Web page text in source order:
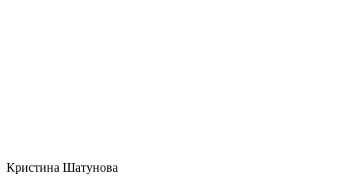
Кристина Шатунова